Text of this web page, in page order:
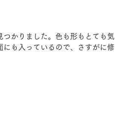
つかりました。色も形もとても気
も入っているので、さすがに修